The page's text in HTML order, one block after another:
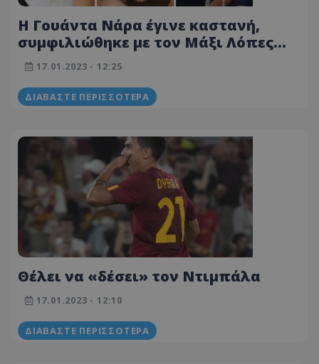
Η Γουάντα Νάρα έγινε καστανή,
συμφιλιώθηκε με τον Μάξι Λόπες
και είχε... σέξι ατύχημα (ΒΙΝΤΕΟ-
ΦΩΤΟΓΡΑΦΙΑ)
17.01.2023 - 12:25
ΔΙΑΒΆΣΤΕ ΠΕΡΙΣΣΌΤΕΡΑ
Θέλει να «δέσει» τον Ντιμπάλα
17.01.2023 - 12:10
ΔΙΑΒΆΣΤΕ ΠΕΡΙΣΣΌΤΕΡΑ